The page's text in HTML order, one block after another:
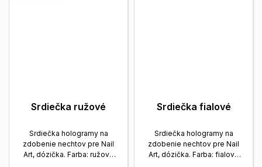
Srdiečka ružové
Srdiečka hologramy na
zdobenie nechtov pre Nail
Art, dózička. Farba: ružová
Srdiečka fialové
Srdiečka hologramy na
zdobenie nechtov pre Nail
Art, dózička. Farba: fialová